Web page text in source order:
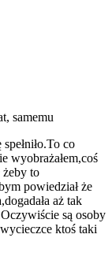
samemu
co
wyobrażałem,coś
żeby to
powiedział że
aż tak
są osoby
ktoś taki